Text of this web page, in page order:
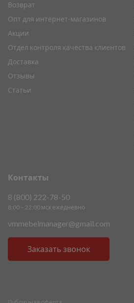
Контакты
8 (800) 222-78-50
8:00 – 22:00 мск ежедневно
vmmebelmanager@gmail.com
Заказать звонок
Возврат
Опт для интернет-магазинов
Акции
Отдел контроля качества клиентов
Доставка
Отзывы
Статьи